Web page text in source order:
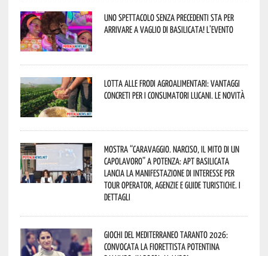
Uno spettacolo senza precedenti sta per
arrivare a Vaglio di Basilicata! L’evento
Lotta alle frodi agroalimentari: vantaggi
concreti per i consumatori lucani. Le novità
Mostra “Caravaggio. Narciso, il mito di un
capolavoro” a Potenza: APT Basilicata
lancia la manifestazione di interesse per
Tour Operator, Agenzie e Guide Turistiche. I
dettagli
Giochi del Mediterraneo Taranto 2026:
convocata la fiorettista potentina